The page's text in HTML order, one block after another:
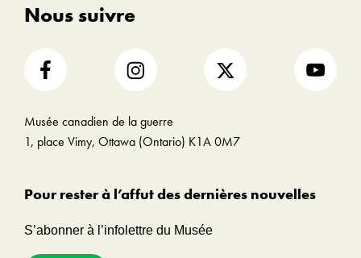
Nous suivre
Musée canadien de la guerre
1, place Vimy, Ottawa (Ontario) K1A 0M7
Pour rester à l’affut des dernières nouvelles
S’abonner à l’infolettre du Musée